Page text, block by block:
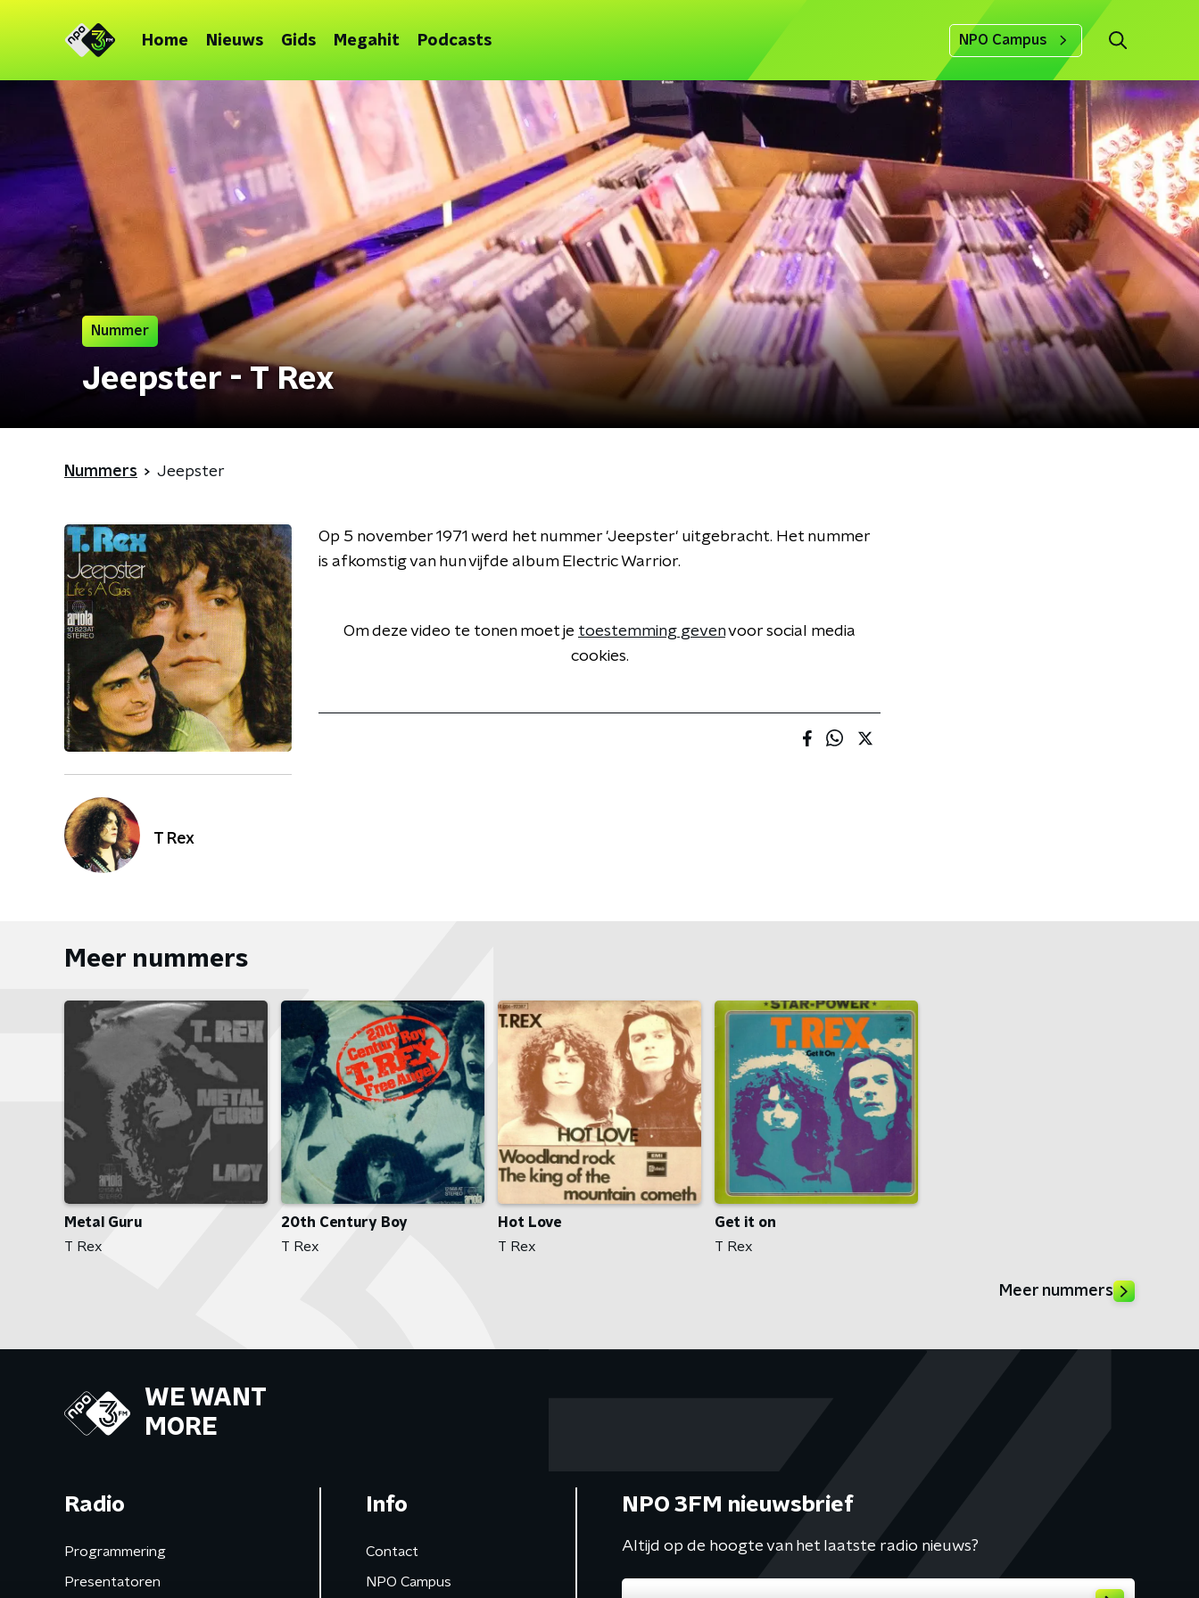
Home Nieuws Gids Megahit Podcasts NPO Campus
Nummer
Jeepster - T Rex
Nummers Jeepster
T Rex
Op 5 november 1971 werd het nummer 'Jeepster' uitgebracht. Het nummer
is afkomstig van hun vijfde album Electric Warrior.
Om deze video te tonen moet je toestemming gevenvoor social media
cookies.
Meer nummers
Metal Guru
T Rex
20th Century Boy
T Rex
Hot Love
T Rex
Get it on
T Rex
Meer nummers
WE WANT
MORE
Radio
Programmering
Presentatoren
Info
Contact
NPO Campus
NPO 3FM nieuwsbrief
Altijd op de hoogte van het laatste radio nieuws?